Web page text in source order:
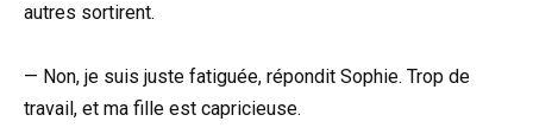
autres sortirent.
— Non, je suis juste fatiguée, répondit Sophie. Trop de
travail, et ma fille est capricieuse.